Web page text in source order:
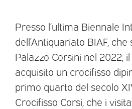
Presso l’ultima Biennale
dell’Antiquariato BIAF,
Palazzo Corsini nel 2022,
acquisito un crocifisso
primo quarto del secolo
Crocifisso Corsi, che i